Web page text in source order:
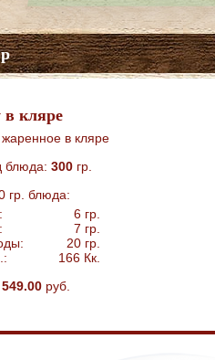
в кляре
в кляре
блюда: 300 гр.
гр. блюда:
6 гр.
7 гр.
20 гр.
166 Кк.
549.00 руб.